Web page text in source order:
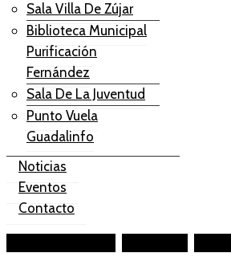
Sala Villa De Zújar
Biblioteca Municipal
Purificación
Fernández
Sala De La Juventud
Punto Vuela
Guadalinfo
Noticias
Eventos
Contacto